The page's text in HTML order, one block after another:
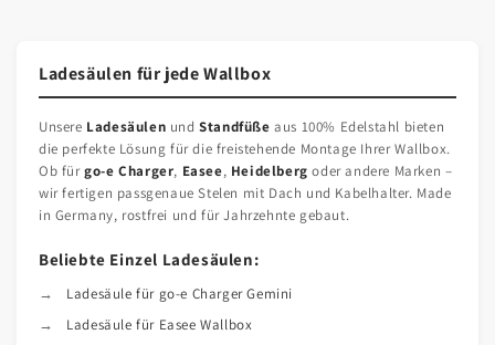
Ladesäulen für jede Wallbox
Unsere Ladesäulen undStandfüße aus 100% Edelstahl bieten
die perfekte Lösung für die freistehende Montage Ihrer Wallbox.
Ob fürgo-e Charger, Easee, Heidelberg oder andere Marken –
wir fertigen passgenaue Stelen mit Dach und Kabelhalter. Made
in Germany, rostfrei und für Jahrzehnte gebaut.
Beliebte Einzel Ladesäulen:
Ladesäule für go-e Charger Gemini
Ladesäule für Easee Wallbox